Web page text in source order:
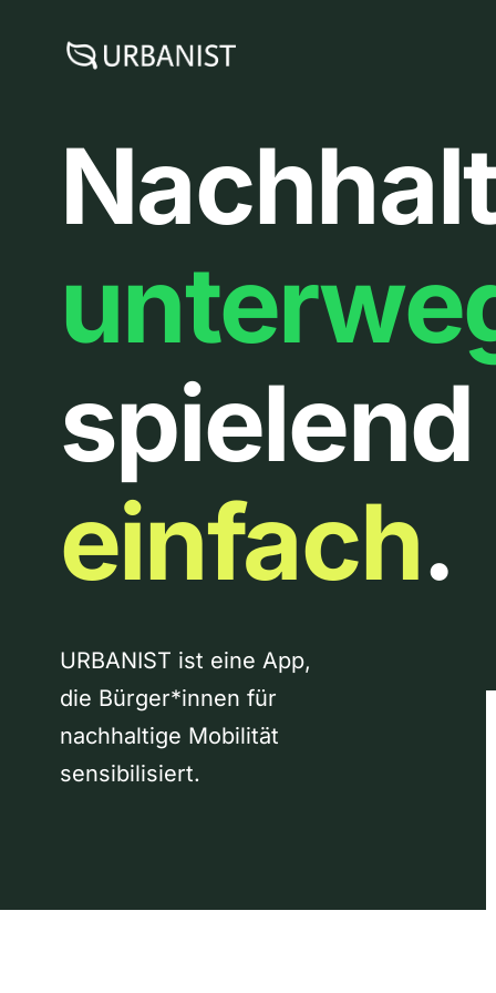
spielend
einfach.
URBANIST ist eine App,
die Bürger*innen für
nachhaltige Mobilität
sensibilisiert.